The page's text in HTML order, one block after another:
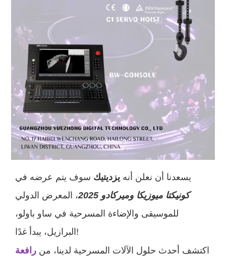
يسعدنا أن نعلن أنه يزديتيك سوف يتم عرضه في
كونيكتا ميوزيكا وميركادو 2025
، المعرض الدولي
للموسيقى والإضاءة المسرحية في ساو باولو،
البرازيل، يبدأ غدًا!
اكتشف أحدث حلول الآلات المسرحية لدينا، من رافعة